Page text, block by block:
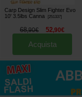
Carp Design Slim Fighter Evo
10' 3.5lbs Canna
[251337]
68,90€ 52,90€
Acquista